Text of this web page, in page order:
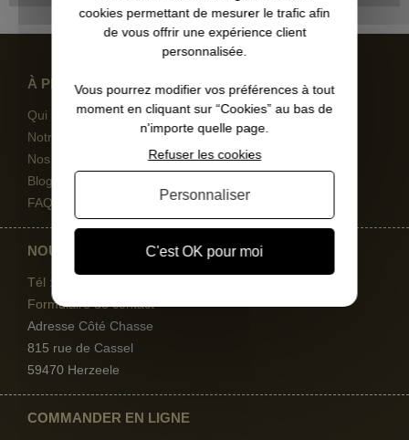
À PROPOS
Qui sommes-nous
Notre magasin
Nos engagements
Blog et conseils d'experts
FAQ
NOUS CONTACTER
Tél : 09 67
Formulaire de contact
Adresse Côté Chasse
815 rue de Cassel
59470 Herzeele
COMMANDER EN LIGNE
cookies permettant de mesurer le trafic afin
de vous offrir une expérience client
personnalisée.
Vous pourrez modifier vos préférences à tout
moment en cliquant sur “Cookies” au bas de
n'importe quelle page.
C'est OK pour moi
Refuser les cookies
Personnaliser